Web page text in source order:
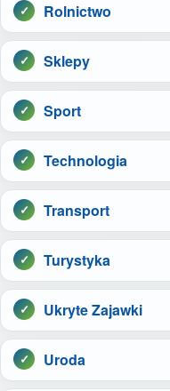
Rolnictwo
Sklepy
Sport
Technologia
Transport
Turystyka
Ukryte Zajawki
Uroda